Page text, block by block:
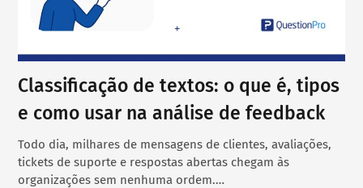
Classificação de textos: o que é, tipos
e como usar na análise de feedback
Todo dia, milhares de mensagens de clientes, avaliações,
tickets de suporte e respostas abertas chegam às
organizações sem nenhuma ordem.…